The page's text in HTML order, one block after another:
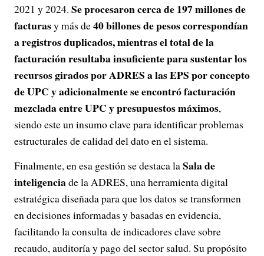
2021 y 2024. Se procesaron cerca de 197 millones de
facturasy más de40 billones de pesos correspondían
a registros duplicados, mientras el total de la
facturación resultaba insuficiente para sustentar los
recursos girados por ADRES a las EPS por concepto
de UPC y adicionalmente se encontró facturación
mezclada entre UPC y presupuestos máximos,
siendo este un insumo clave para identificar problemas
estructurales de calidad del dato en el sistema.
Finalmente, en esa gestión se destaca laSala de
inteligenciade la ADRES, una herramienta digital
estratégica diseñada para que los datos se transformen
en decisiones informadas y basadas en evidencia,
facilitando la consulta de indicadores clave sobre
recaudo, auditoría y pago del sector salud. Su propósito